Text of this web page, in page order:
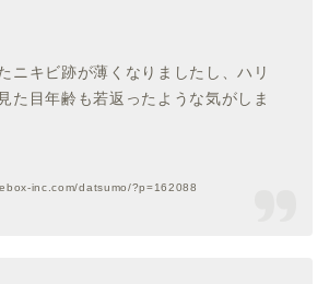
ニキビ跡が薄くなりましたし、ハリ
た目年齢も若返ったような気がしま
inc.com/datsumo/?p=162088